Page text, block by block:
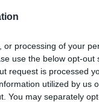
or processing of your
use the below opt-out
request is processed
utilized by us
You may separately
sul Naviglio
Naviglio a soli 10 km dal
e dai Poli fieristici. La